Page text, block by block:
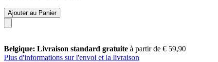
Ajouter au Panier
Belgique: Livraison standard gratuite à partir de € 59,90
Plus d'informations sur l'envoi et la livraison